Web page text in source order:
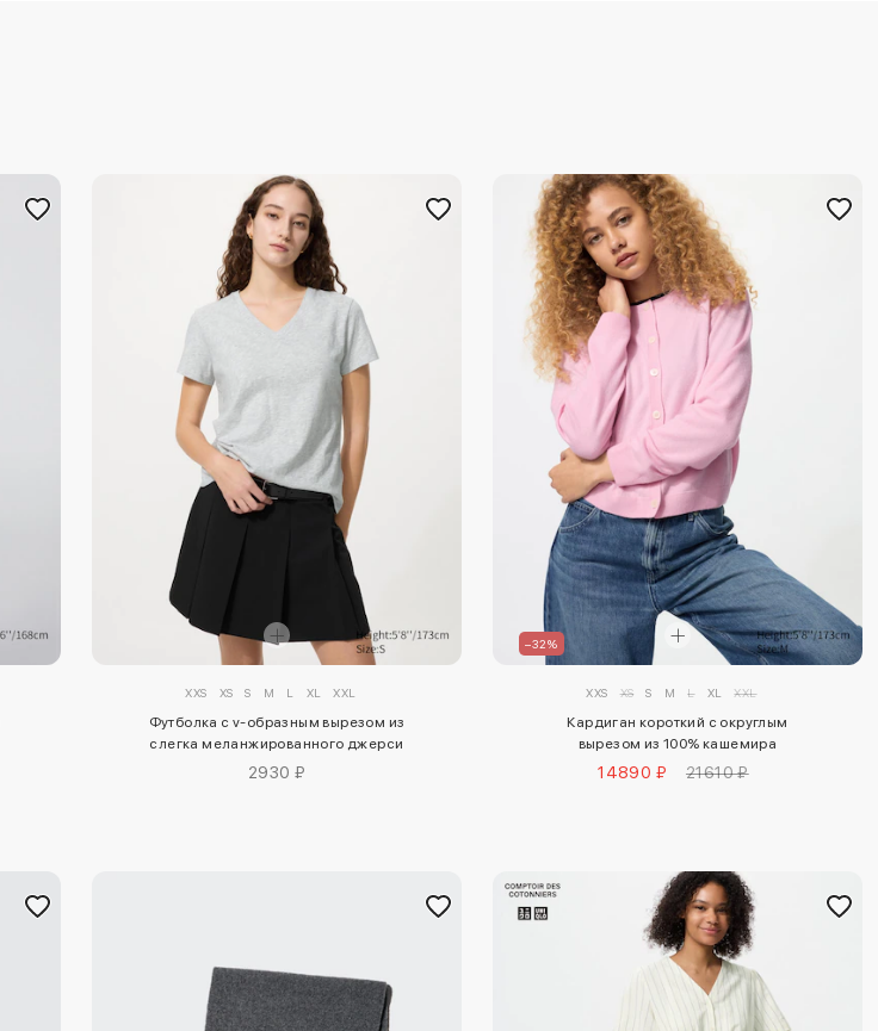
XXS XS S M L XL XXL
Футболка с v-образным вырезом из
слегка меланжированного джерси
2930 ₽
–32%
XXS XS S M L XL XXL
Кардиган короткий с округлым
вырезом из 100% кашемира
14890 ₽ 21610 ₽